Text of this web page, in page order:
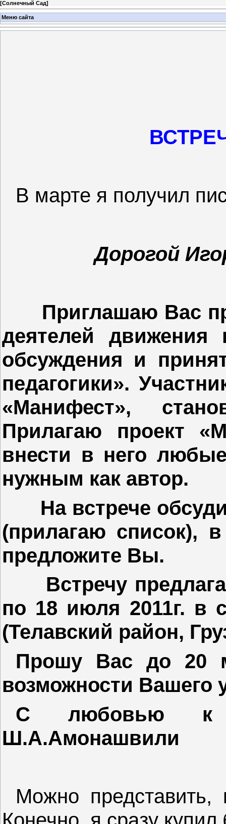
[Солнечный Сад]
Меню сайта
В марте я получил
Дорогой
Приглашаю Вас
деятелей движения
обсуждения и
педагогики».
«Манифест»,
Прилагаю проект
внести в него
нужным как автор.
На встрече
(прилагаю список),
предложите Вы.
Встречу
по 18 июля 2011г. в
(Телавский район,
Прошу Вас до 20
возможности Вашего
С любовью к
Ш.А.Амонашвили
Можно